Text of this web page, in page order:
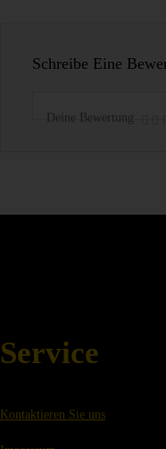
Schreibe Eine
Deine Bewertung
Service
Kontaktieren Sie uns